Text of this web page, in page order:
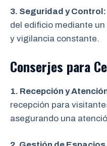
3. Seguridad y Control:
del edificio mediante
y vigilancia constante.
Conserjes para
1. Recepción y
recepción para
asegurando una